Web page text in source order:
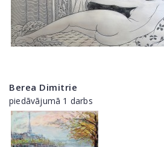
Berea Dimitrie
piedāvājumā 1 darbs